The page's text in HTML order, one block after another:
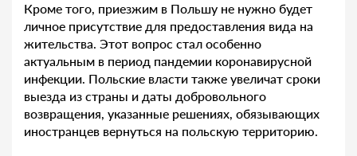
Кроме того, приезжим в Польшу не нужно будет
личное присутствие для предоставления вида на
жительства. Этот вопрос стал особенно
актуальным в период пандемии коронавирусной
инфекции. Польские власти также увеличат сроки
выезда из страны и даты добровольного
возвращения, указанные решениях, обязывающих
иностранцев вернуться на польскую территорию.